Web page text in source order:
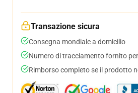
Transazione sicura
Consegna mondiale a domicilio
Numero di tracciamento fornito
Rimborso completo se il prodotto